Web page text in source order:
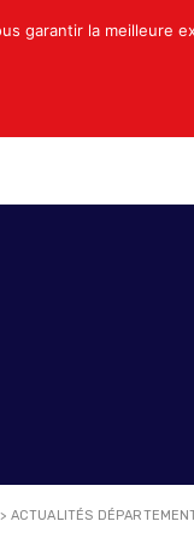
> ACTUALITÉS
garantir la meilleure